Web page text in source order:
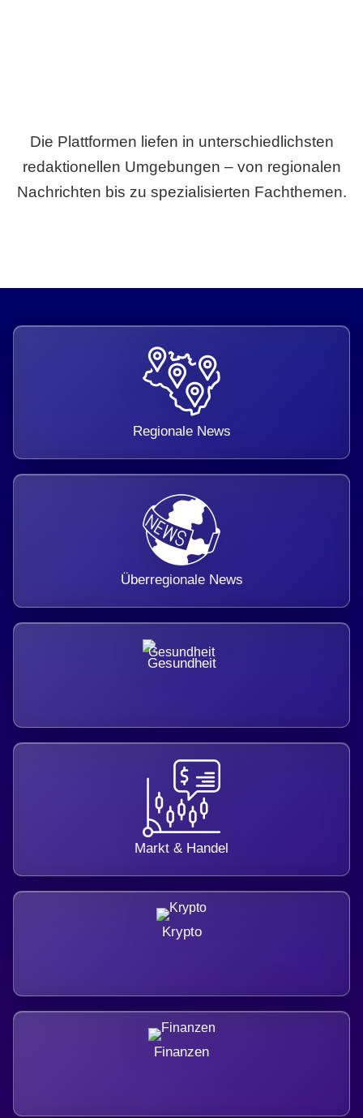
Die Plattformen liefen in unterschiedlichsten
redaktionellen Umgebungen – von regionalen
Nachrichten bis zu spezialisierten Fachthemen.
Regionale News
Überregionale News
Gesundheit
Markt & Handel
Krypto
Finanzen